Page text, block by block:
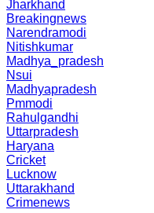
Jharkhand
Breakingnews
Narendramodi
Nitishkumar
Madhya_pradesh
Nsui
Madhyapradesh
Pmmodi
Rahulgandhi
Uttarpradesh
Haryana
Cricket
Lucknow
Uttarakhand
Crimenews